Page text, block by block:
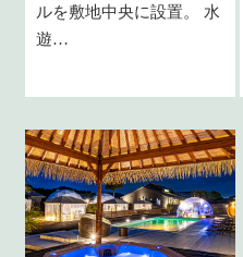
ルを敷地中央に設置。 水
遊…